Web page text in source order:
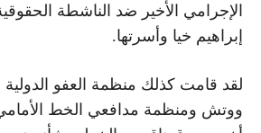
الإجرامي الأخير ضد الناشطة
إبراهيم خيا وأسرتها.
لقد قامت كذلك منظمة العفو
ووتش ومنظمة مدافعي الخط